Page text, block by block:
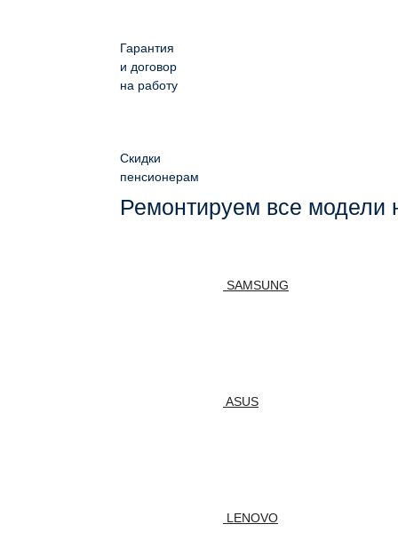
Гарантия
и договор
на работу
Скидки
пенсионерам
Ремонтируем все модели
SAMSUNG
ASUS
LENOVO